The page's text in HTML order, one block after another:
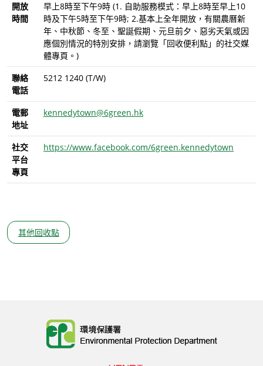
開放
時間
早上8時至下午9時 (1. 自助服務模式：早上8時至早上10
時及下午5時至下午9時; 2.基本上全年開放，有關農曆新
年、中秋節、冬至、聖誕假期、元旦前夕、惡劣天氣或因
應個別情況的特別安排，請瀏覽「回收便利點」的社交媒
體專頁。)
聯絡
電話
5212 1240 (T/W)
電郵
地址
kennedytown@6green.hk
社交
平台
專頁
https://www.facebook.com/6green.kennedytown
其他回收點